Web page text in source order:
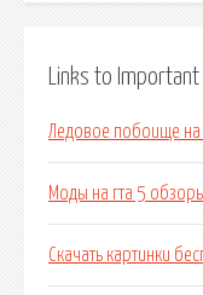
Links to
Ледовое побоище на
Моды на гта 5
Скачать картинки